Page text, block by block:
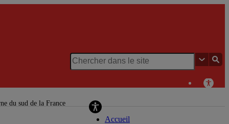
du sud de la France
Accueil